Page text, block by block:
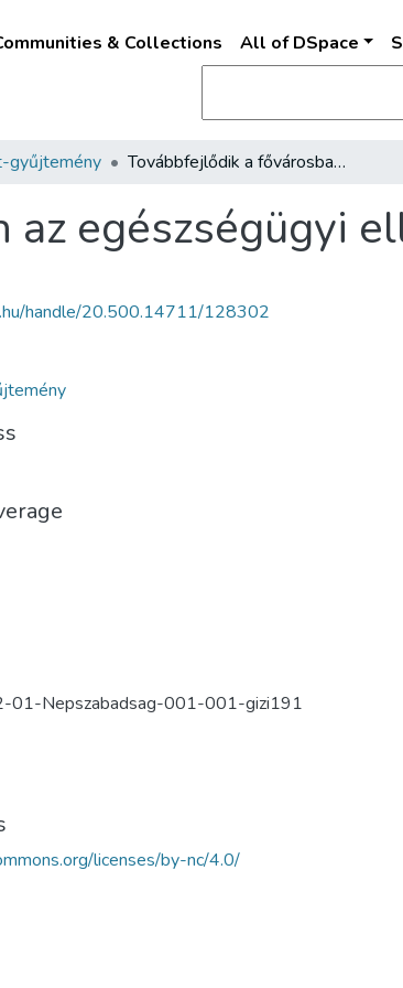
& Collections All of DSpace
gyűjtemény Továbbfejlődik a fővárosban az egészségügyi ellátás
egészségügyi
handle/20.500.14711/128302
Nepszabadsag-001-001-gizi191
licenses/by-nc/4.0/